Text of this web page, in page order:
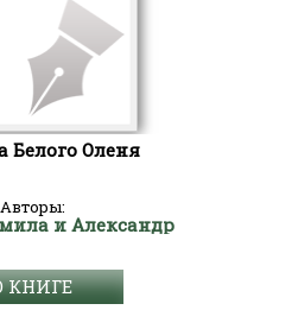
Белого Оленя
Авторы:
и Александр
КНИГЕ